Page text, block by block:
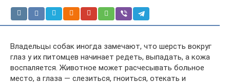
Владельцы собак иногда замечают, что шерсть вокруг
глаз у их питомцев начинает редеть, выпадать, а кожа
воспаляется. Животное может расчесывать больное
место, а глаза — слезиться, гноиться, отекать и